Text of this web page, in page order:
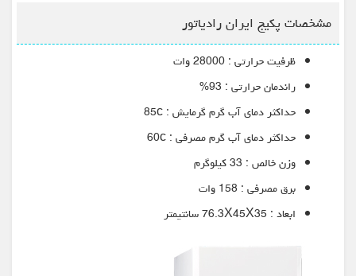
مشخصات پکیج ایران رادیاتور
ظرفیت حرارتی : 28000 وات
راندمان حرارتی : 93%
حداکثر دمای آب گرم گرمایش : 85c
حداکثر دمای آب گرم مصرفی : 60c
وزن خالص : 33 کیلوگرم
برق مصرفی : 158 وات
ابعاد : 76.3X45X35 سانتیمتر